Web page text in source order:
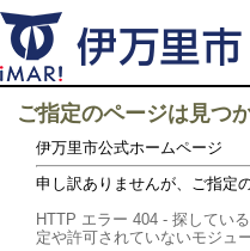
ご指定のページは見つ
伊万里市公式ホームページ
申し訳ありませんが、ご指定
HTTP エラー 404 - 探してい
定や許可されていないモジュ